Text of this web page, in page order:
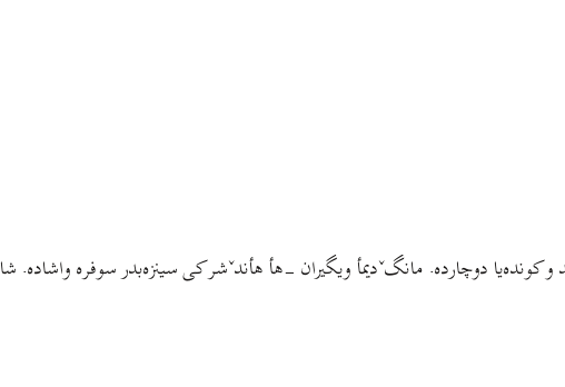
و کونده‌یا دوچارده. مانگˇدیمأ ویگیران -هأ هأندˇشر کی سینزه‌بدر سوفره واشاده.